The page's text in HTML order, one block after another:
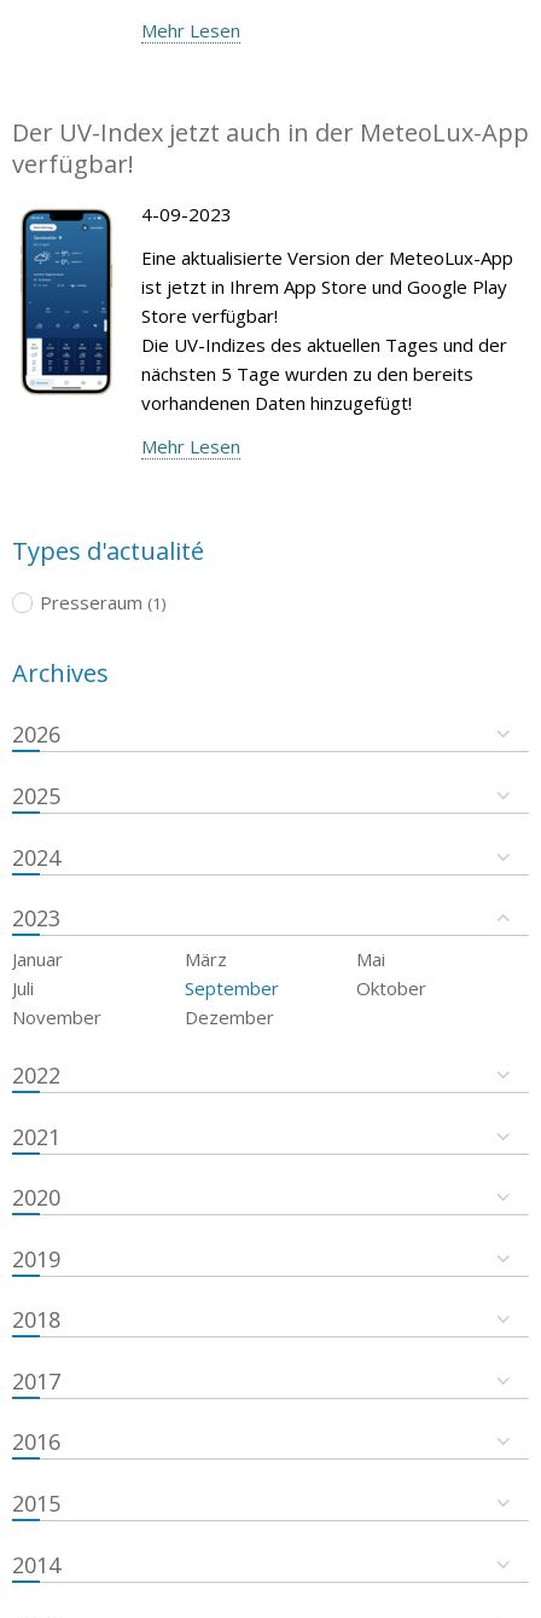
Mehr Lesen
Der UV-Index jetzt auch in der MeteoLux-App
verfügbar!
4-09-2023
Eine aktualisierte Version der MeteoLux-App
ist jetzt in Ihrem App Store und Google Play
Store verfügbar!
Die UV-Indizes des aktuellen Tages und der
nächsten 5 Tage wurden zu den bereits
vorhandenen Daten hinzugefügt!
Mehr Lesen
Types d'actualité
Presseraum (1)
Archives
2026
2025
2024
2023
Januar März
Mai
Juli
September
Oktober
November
Dezember
2022
2021
2020
2019
2018
2017
2016
2015
2014